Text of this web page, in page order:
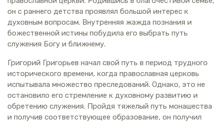
он с раннего детства проявлял большой интерес к
духовным вопросам. Внутренняя жажда познания и
божественной истины побудила его выбрать путь
служения Богу и ближнему.
Григорий Григорьев начал свой путь в период трудного
исторического времени, когда православная церковь
испытывала множество преследований. Однако, это не
остановило его стремление к духовному развитию и
обретению служения. Пройдя тяжелый путь монашества
и получив соответствующее образование, он получил